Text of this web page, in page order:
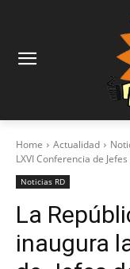
Home Actualidad
LXVI Conferencia de
Noticias RD
La
inaugura